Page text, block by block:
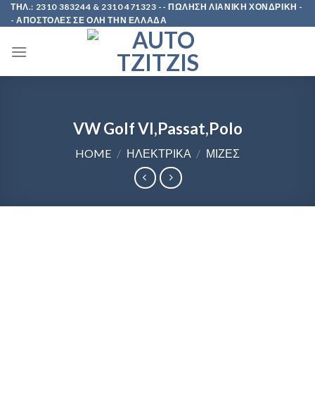
Skip
to
ΤΗΛ.: 2310 383244 & 2310 471323 -- ΠΩΛΗΣΗ ΛΙΑΝΙΚΗ ΧΟΝΔΡΙΚΗ -
- ΑΠΟΣΤΟΛΕΣ ΣΕ ΟΛΗ ΤΗΝ ΕΛΛΑΔΑ
VW Golf VI,Passat,Polo
HOME / ΗΛΕΚΤΡΙΚΑ / ΜΙΖΕΣ